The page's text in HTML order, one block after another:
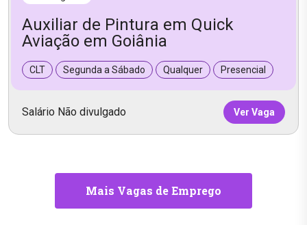
Auxiliar de Pintura em Quick
Aviação em Goiânia
CLT Segunda a Sábado Qualquer Presencial
Salário Não divulgado Ver Vaga
Mais Vagas de Emprego